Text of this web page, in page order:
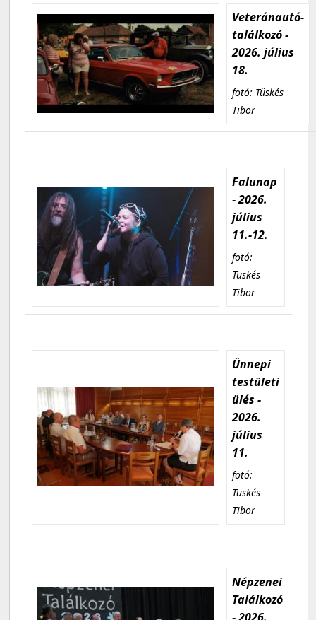
Veteránautó-
találkozó -
2026. július
18.
fotó: Tüskés
Tibor
Falunap
- 2026.
július
11.-12.
fotó:
Tüskés
Tibor
Ünnepi
testületi
ülés -
2026.
július
11.
fotó:
Tüskés
Tibor
Népzenei
Találkozó